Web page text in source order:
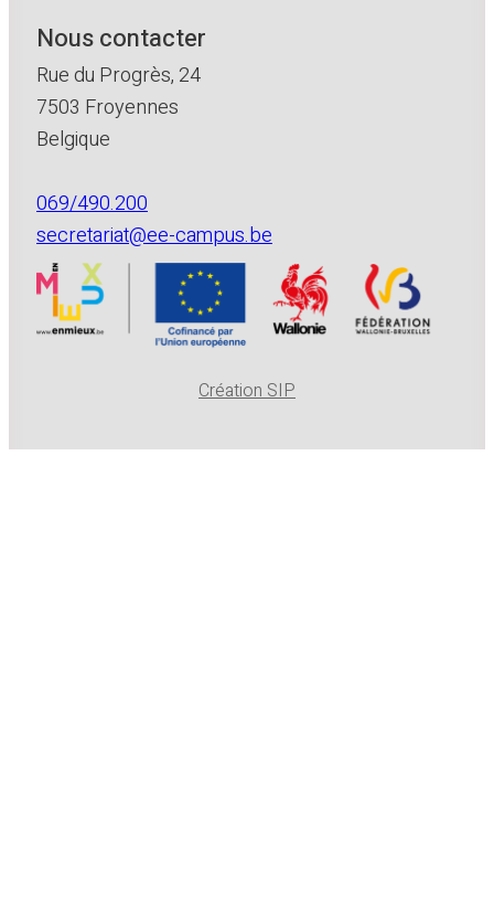
Nous contacter
Rue du Progrès, 24
7503 Froyennes
Belgique
069/490.200
secretariat@ee-campus.be
Création SIP